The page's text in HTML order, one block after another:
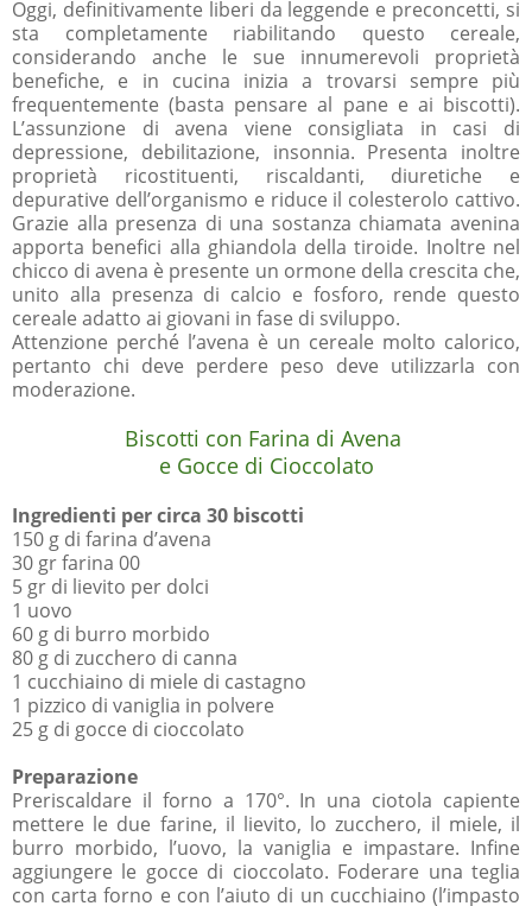
Oggi, definitivamente liberi da leggende e preconcetti, si
sta completamente riabilitando questo cereale,
considerando anche le sue innumerevoli proprietà
benefiche, e in cucina inizia a trovarsi sempre più
frequentemente (basta pensare al pane e ai biscotti).
L’assunzione di avena viene consigliata in casi di
depressione, debilitazione, insonnia. Presenta inoltre
proprietà ricostituenti, riscaldanti, diuretiche e
depurative dell’organismo e riduce il colesterolo cattivo.
Grazie alla presenza di una sostanza chiamata avenina
apporta benefici alla ghiandola della tiroide. Inoltre nel
chicco di avena è presente un ormone della crescita che,
unito alla presenza di calcio e fosforo, rende questo
cereale adatto ai giovani in fase di sviluppo.
Attenzione perché l’avena è un cereale molto calorico,
pertanto chi deve perdere peso deve utilizzarla con
moderazione.
Biscotti con Farina di Avena
e Gocce di Cioccolato
Ingredienti per circa 30 biscotti
150 g di farina d’avena
30 gr farina 00
5 gr di lievito per dolci
1 uovo
60 g di burro morbido
80 g di zucchero di canna
1 cucchiaino di miele di castagno
1 pizzico di vaniglia in polvere
25 g di gocce di cioccolato
Preparazione
Preriscaldare il forno a 170°. In una ciotola capiente
mettere le due farine, il lievito, lo zucchero, il miele, il
burro morbido, l’uovo, la vaniglia e impastare. Infine
aggiungere le gocce di cioccolato. Foderare una teglia
con carta forno e con l’aiuto di un cucchiaino (l’impasto